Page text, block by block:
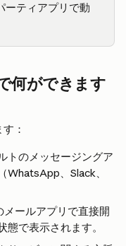
ーティアプリで動
何ができます
：
トのメッセージングア
WhatsApp、Slack、
メールアプリで直接開
で表示されます。